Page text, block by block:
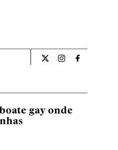
Internacional El País
Internacional El
gay onde